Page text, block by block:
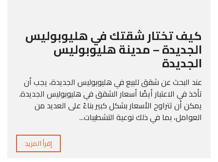
كيف تختار شقتك في هليوبوليس
الجديدة – مدينة هليوبوليس
الجديدة
عند البحث عن شقق للبيع في هليوبوليس الجديدة، يجب أن
تأخذ في الاعتبار أيضًا أسعار الشقق في هليوبوليس الجديدة.
يمكن أن تتراوح الأسعار بشكل كبير بناءً على العديد من
العوامل، بما في ذلك نوعية التشطيبات...
إقرأ المزيد